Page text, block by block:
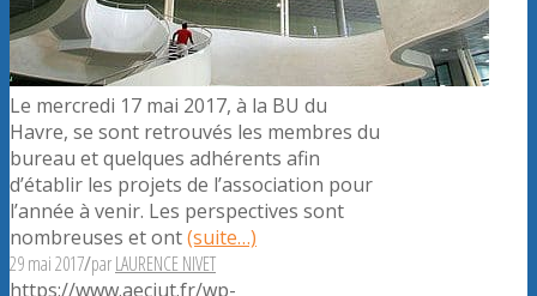
Le mercredi 17 mai 2017, à la BU du
Havre, se sont retrouvés les membres du
bureau et quelques adhérents afin
d’établir les projets de l’association pour
l’année à venir. Les perspectives sont
nombreuses et ont(suite…)
29 mai 2017/parLAURENCE NIVET
https://www.aeciut.fr/wp-